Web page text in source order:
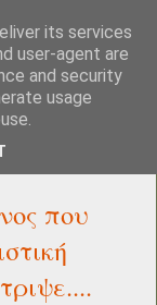
που
its services
user-agent are
and security
usage